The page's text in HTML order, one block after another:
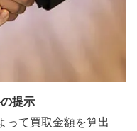
提示
って買取金額を算出